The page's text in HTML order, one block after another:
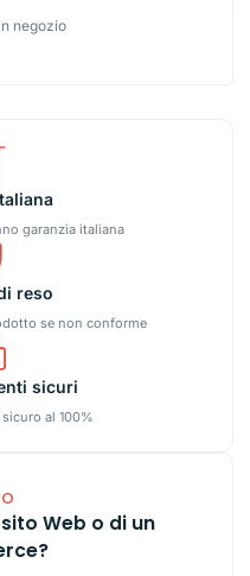
negozio
garanzia italiana
reso
se non conforme
sicuri
al 100%
Web o di un